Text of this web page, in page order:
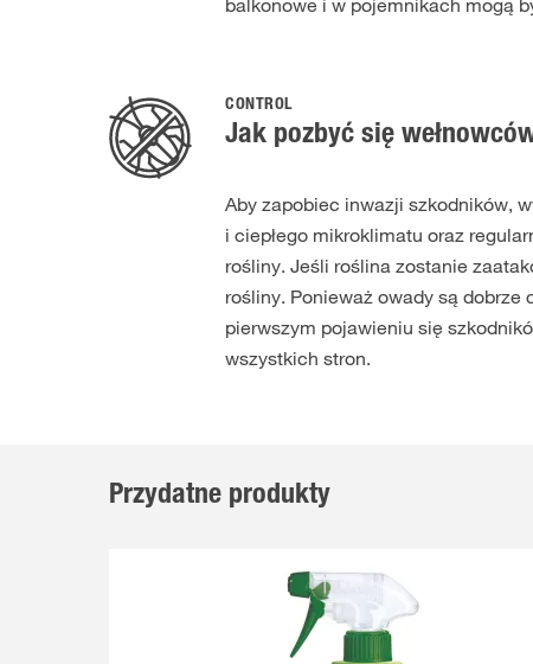
CONTROL
Jak pozbyć się
Aby zapobiec inwazji szkodników,
i ciepłego mikroklimatu oraz
rośliny. Jeśli roślina zostanie
rośliny. Ponieważ owady są dobrze
pierwszym pojawieniu się
wszystkich stron.
Przydatne produkty